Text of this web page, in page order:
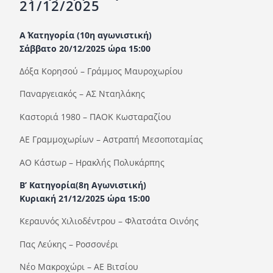
Ορισμοί Διαιτητών
Ποινές
Περισσότερα
21/12/2025
Α΄ Κατηγορία (10η αγωνιστική)
Σάββατο 20/12/2025 ώρα 15:00
Δόξα Κορησού – Γράμμος Μαυροχωρίου
Παναργειακός – ΑΣ Νταηλάκης
Καστοριά 1980 – ΠΑΟΚ Κωσταραζίου
ΑΕ Γραμμοχωρίων – Αστραπή Μεσοποταμίας
ΑΟ Κάστωρ – Ηρακλής Πολυκάρπης
Β’ Κατηγορία(8η Αγωνιστική)
Κυριακή 21/12/2025 ώρα 15:00
Κεραυνός Χιλιοδέντρου – Φλατσάτα Οινόης
Πας Λεύκης – Ροσσονέρι
Νέο Μακροχώρι – ΑΕ Βιτσίου